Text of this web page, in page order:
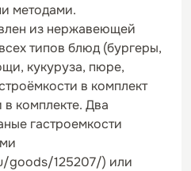
методами.
из нержавеющей
типов блюд (бургеры,
кукуруза, пюре,
в комплект
комплекте. Два
гастроемкости
goods/125207/) или